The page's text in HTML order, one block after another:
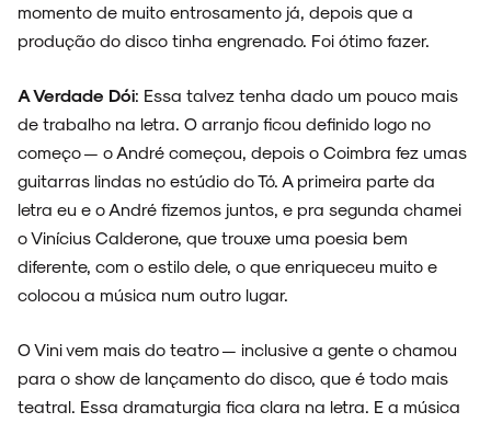
momento de muito entrosamento já, depois que a
produção do disco tinha engrenado. Foi ótimo fazer.
A Verdade Dói: Essa talvez tenha dado um pouco mais
de trabalho na letra. O arranjo ficou definido logo no
começo — o André começou, depois o Coimbra fez umas
guitarras lindas no estúdio do Tó. A primeira parte da
letra eu e o André fizemos juntos, e pra segunda chamei
o Vinícius Calderone, que trouxe uma poesia bem
diferente, com o estilo dele, o que enriqueceu muito e
colocou a música num outro lugar.
O Vini vem mais do teatro — inclusive a gente o chamou
para o show de lançamento do disco, que é todo mais
teatral. Essa dramaturgia fica clara na letra. E a música